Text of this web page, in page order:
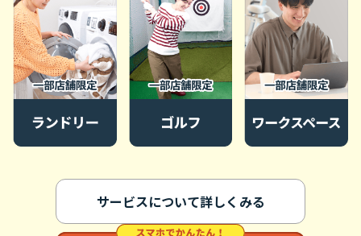
サービスについて詳しくみる